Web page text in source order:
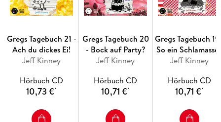
Gregs Tagebuch 21 -
Ach du dickes Ei!
Jeff Kinney
Hörbuch CD
10,73 €*
Gregs Tagebuch 20
- Bock auf Party?
Jeff Kinney
Hörbuch CD
10,71 €*
Gregs Tagebuch
So ein
Jeff Kinney
Hörbuch CD
10,71 €*